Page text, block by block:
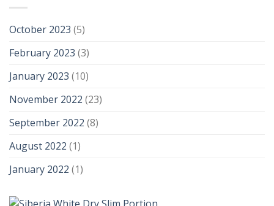
October 2023 (5)
February 2023 (3)
January 2023 (10)
November 2022 (23)
September 2022 (8)
August 2022 (1)
January 2022 (1)